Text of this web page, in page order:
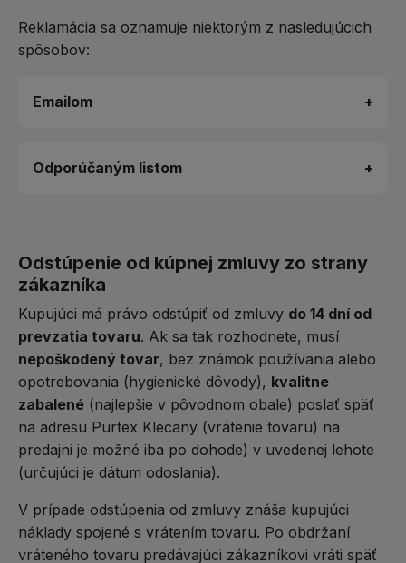
Reklamácia sa oznamuje niektorým z nasledujúcich
spôsobov:
Emailom +
Odporúčaným listom +
Odstúpenie od kúpnej zmluvy zo strany
zákazníka
Kupujúci má právo odstúpiť od zmluvy do 14 dní od
prevzatia tovaru. Ak sa tak rozhodnete, musí
nepoškodený tovar, bez známok používania alebo
opotrebovania (hygienické dôvody), kvalitne
zabalené (najlepšie v pôvodnom obale) poslať späť
na adresu Purtex Klecany (vrátenie tovaru) na
predajni je možné iba po dohode) v uvedenej lehote
(určujúci je dátum odoslania).
V prípade odstúpenia od zmluvy znáša kupujúci
náklady spojené s vrátením tovaru. Po obdržaní
vráteného tovaru predávajúci zákazníkovi vráti späť